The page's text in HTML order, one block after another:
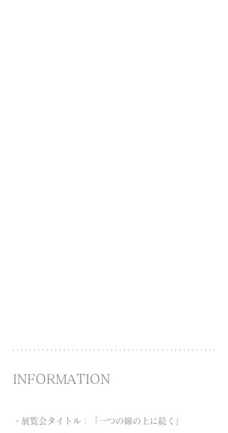
INFORMATION
・展覧会タイトル：「一つの線の上に続く」